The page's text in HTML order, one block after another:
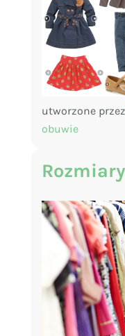
utworzone przez
obuwie